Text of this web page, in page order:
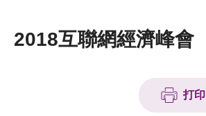
2018互聯網經濟峰會
打印